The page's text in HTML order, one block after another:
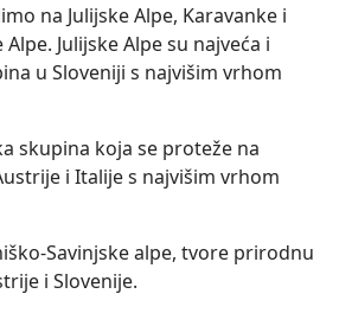
na Julijske Alpe, Karavanke i
Julijske Alpe su najveća i
u Sloveniji s najvišim vrhom
skupina koja se proteže na
i Italije s najvišim vrhom
Savinjske alpe, tvore prirodnu
i Slovenije.